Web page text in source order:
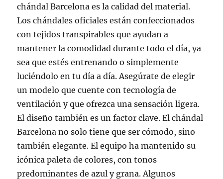
chándal Barcelona es la calidad del material.
Los chándales oficiales están confeccionados
con tejidos transpirables que ayudan a
mantener la comodidad durante todo el día, ya
sea que estés entrenando o simplemente
luciéndolo en tu día a día. Asegúrate de elegir
un modelo que cuente con tecnología de
ventilación y que ofrezca una sensación ligera.
El diseño también es un factor clave. El chándal
Barcelona no solo tiene que ser cómodo, sino
también elegante. El equipo ha mantenido su
icónica paleta de colores, con tonos
predominantes de azul y grana. Algunos